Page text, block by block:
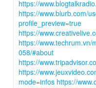
https://
https://www.blurb.com/
profile_preview=true
https://
https://
058/#about
https://
https://
mode=infos https://